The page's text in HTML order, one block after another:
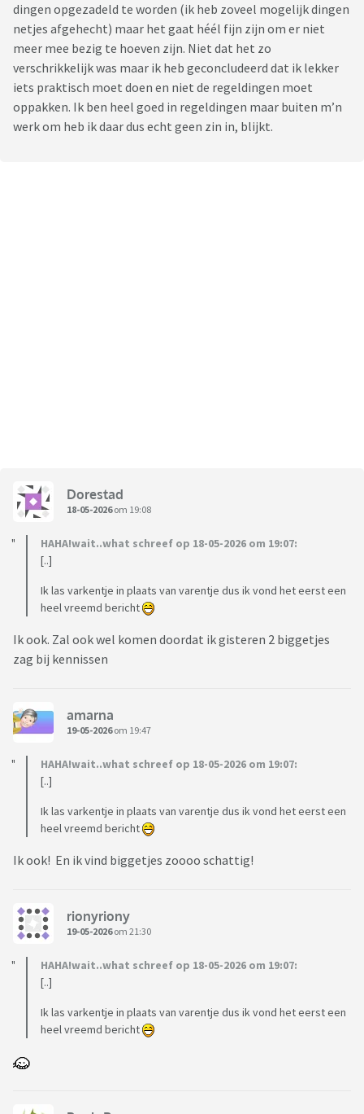
dingen opgezadeld te worden (ik heb zoveel mogelijk dingen
netjes afgehecht) maar het gaat héél fijn zijn om er niet
meer mee bezig te hoeven zijn. Niet dat het zo
verschrikkelijk was maar ik heb geconcludeerd dat ik lekker
iets praktisch moet doen en niet de regeldingen moet
oppakken. Ik ben heel goed in regeldingen maar buiten m’n
werk om heb ik daar dus echt geen zin in, blijkt.
Dorestad
18-05-2026om 19:08
HAHA!wait..what schreef op 18-05-2026 om 19:07:
[..]
Ik las varkentje in plaats van varentje dus ik vond het eerst een
heel vreemd bericht
Ik ook. Zal ook wel komen doordat ik gisteren 2 biggetjes
zag bij kennissen
amarna
19-05-2026om 19:47
HAHA!wait..what schreef op 18-05-2026 om 19:07:
[..]
Ik las varkentje in plaats van varentje dus ik vond het eerst een
heel vreemd bericht
Ik ook! En ik vind biggetjes zoooo schattig!
rionyriony
19-05-2026om 21:30
HAHA!wait..what schreef op 18-05-2026 om 19:07:
[..]
Ik las varkentje in plaats van varentje dus ik vond het eerst een
heel vreemd bericht